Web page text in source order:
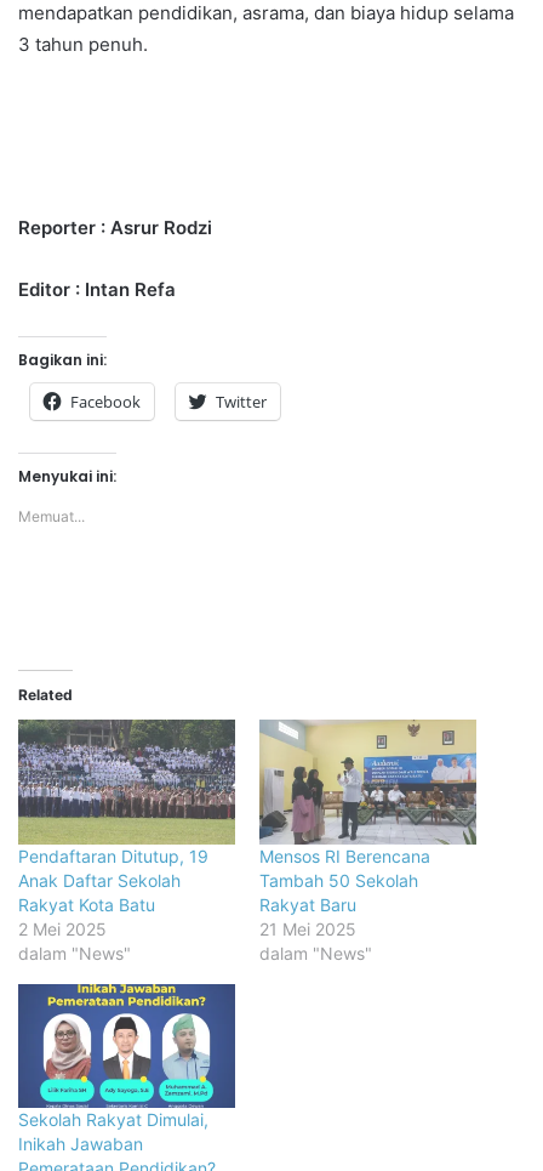
mendapatkan pendidikan, asrama, dan biaya hidup selama
3 tahun penuh.
Reporter : Asrur Rodzi
Editor : Intan Refa
Bagikan ini:
Facebook Twitter
Menyukai ini:
Memuat...
Related
Pendaftaran Ditutup, 19
Anak Daftar Sekolah
Rakyat Kota Batu
2 Mei 2025
dalam "News"
Mensos RI Berencana
Tambah 50 Sekolah
Rakyat Baru
21 Mei 2025
dalam "News"
Sekolah Rakyat Dimulai,
Inikah Jawaban